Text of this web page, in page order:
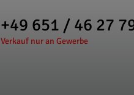
+49 651 / 46 27
Verkauf nur an Gewerbe